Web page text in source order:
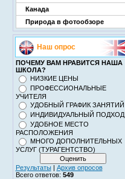
Канада
Природа в фотообзоре
Наш опрос
ПОЧЕМУ ВАМ НРАВИТСЯ НАША
ШКОЛА?
НИЗКИЕ ЦЕНЫ
ПРОФЕССИОНАЛЬНЫЕ
УЧИТЕЛЯ
УДОБНЫЙ ГРАФИК ЗАНЯТИЙ
ИНДИВИДУАЛЬНЫЙ ПОДХОД
УДОБНОЕ МЕСТО
РАСПОЛОЖЕНИЯ
МНОГО ДОПОЛНИТЕЛЬНЫХ
УСЛУГ (ТУРАГЕНТСТВО)
Результаты| Архив опросов
Всего ответов: 549